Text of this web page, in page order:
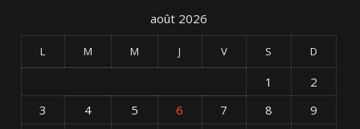
août 2026
L M M J V S D
1
2
3
4 5 6 7 8
9